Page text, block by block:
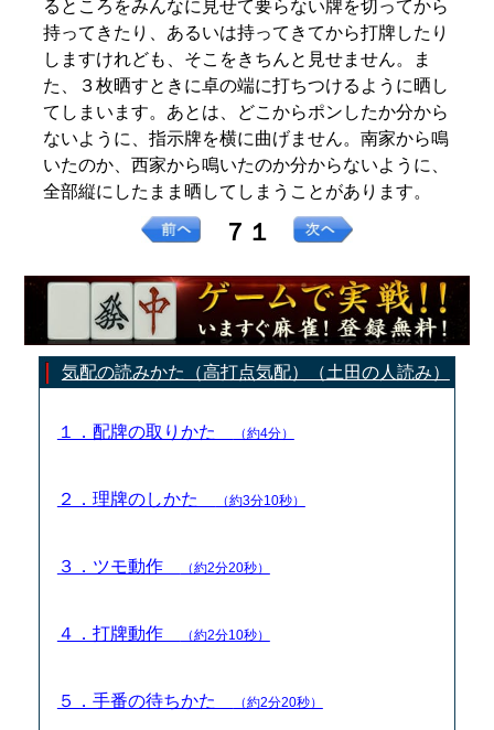
るところをみんなに見せて要らない牌を切ってから
持ってきたり、あるいは持ってきてから打牌したり
しますけれども、そこをきちんと見せません。ま
た、３枚晒すときに卓の端に打ちつけるように晒し
てしまいます。あとは、どこからポンしたか分から
ないように、指示牌を横に曲げません。南家から鳴
いたのか、西家から鳴いたのか分からないように、
全部縦にしたまま晒してしまうことがあります。
７１
気配の読みかた（高打点気配）（土田の人読み）
１．配牌の取りかた （約4分）
２．理牌のしかた （約3分10秒）
３．ツモ動作 （約2分20秒）
４．打牌動作 （約2分10秒）
５．手番の待ちかた （約2分20秒）